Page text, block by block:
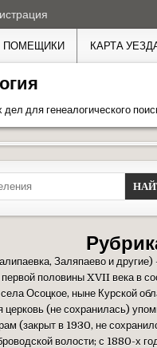
ПОМЕЩИКИ КАРТА
для генеалогического
Заляпаево и
половины XVII века в
Осоцкое, ныне Курской
(не сохранилась)
(закрыт в 1930, не
волости; с 1880-х